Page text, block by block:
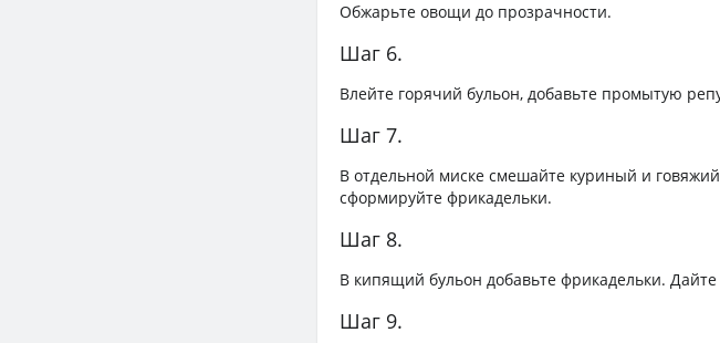
Обжарьте овощи до прозрачности.
Шаг 6.
Влейте горячий бульон, добавьте промытую
Шаг 7.
В отдельной миске смешайте куриный и
сформируйте фрикадельки.
Шаг 8.
В кипящий бульон добавьте фрикадельки.
Шаг 9.